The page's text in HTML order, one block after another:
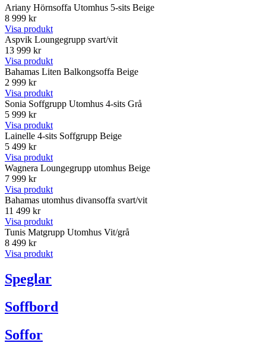
Ariany Hörnsoffa Utomhus 5-sits Beige
8 999 kr
Visa produkt
Aspvik Loungegrupp svart/vit
13 999 kr
Visa produkt
Bahamas Liten Balkongsoffa Beige
2 999 kr
Visa produkt
Sonia Soffgrupp Utomhus 4-sits Grå
5 999 kr
Visa produkt
Lainelle 4-sits Soffgrupp Beige
5 499 kr
Visa produkt
Wagnera Loungegrupp utomhus Beige
7 999 kr
Visa produkt
Bahamas utomhus divansoffa svart/vit
11 499 kr
Visa produkt
Tunis Matgrupp Utomhus Vit/grå
8 499 kr
Visa produkt
Speglar
Soffbord
Soffor